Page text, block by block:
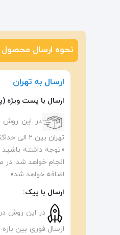
نحوه ارسال محصول
ارسال به تهران
ارسال با پست
در این روش
تهران بین ۲ الی حداکثر 4 روز بعد به دست شما خواهد رسید.
اضافه خواهد شد»
ارسال با پیک:
ارسال فوری بین